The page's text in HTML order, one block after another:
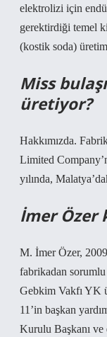
elektrolizi için
gerektirdiği temel
(kostik soda)
Miss
üretiyor?
Hakkımızda.
Limited
yılında,
İmer Özer
M. İmer Özer,
fabrikadan sorumlu
Gebkim Vakfı YK
11’in başkan
Kurulu Başkanı ve